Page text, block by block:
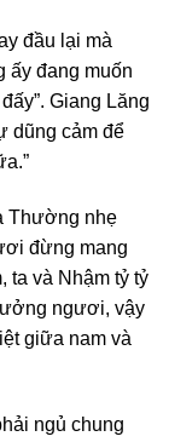
đầu lại mà
ấy đang muốn
Giang Lăng
dũng cảm để
Thường nhẹ
đừng mang
ta và Nhậm tỷ tỷ
ngươi, vậy
giữa nam và
ngủ chung